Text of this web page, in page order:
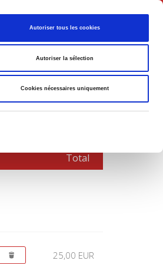
Autoriser tous les cookies
Autoriser la sélection
Cookies nécessaires uniquement
Total
25,00 EUR